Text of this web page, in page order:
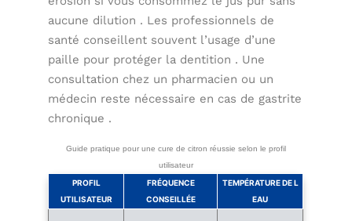
aucune dilution . Les professionnels de
santé conseillent souvent l’usage d’une
paille pour protéger la dentition . Une
consultation chez un pharmacien ou un
médecin reste nécessaire en cas de gastrite
chronique .
Guide pratique pour une cure de citron réussie selon le profil
utilisateur
PROFIL
UTILISATEUR
FRÉQUENCE
CONSEILLÉE
TEMPÉRATURE DE L
EAU